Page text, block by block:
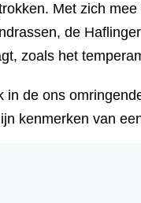
Met zich
de
zoals het
de ons
kenmerken van